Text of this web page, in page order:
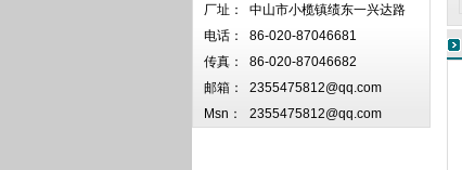
厂址：
中山市小榄镇绩东一兴达路
电话：
86-020-87046681
传真：
86-020-87046682
邮箱：
2355475812@qq.com
Msn：
2355475812@qq.com